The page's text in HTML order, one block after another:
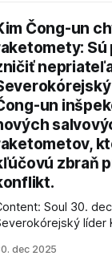
Čong-un
Sú
un
zbraň
Soul 30.
líder
salvové
dec 2025